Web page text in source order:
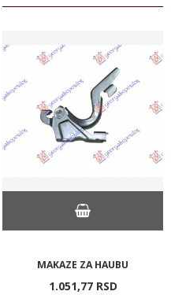
MAKAZE ZA HAUBU
1.051,77 RSD